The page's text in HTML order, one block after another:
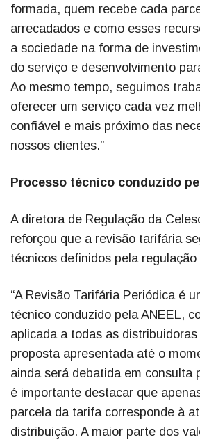
formada, quem recebe cada
arrecadados e como esses
a sociedade na forma de
do serviço e desenvolvimento
Ao mesmo tempo, seguimos
oferecer um serviço cada vez
confiável e mais próximo das
nossos clientes.”
Processo técnico conduzido
A diretora de Regulação da
reforçou que a revisão tarifária
técnicos definidos pela regulação
“A Revisão Tarifária Periódica é
técnico conduzido pela ANEEL,
aplicada a todas as
proposta apresentada até o
ainda será debatida em consulta
é importante destacar que
parcela da tarifa corresponde à
distribuição. A maior parte dos